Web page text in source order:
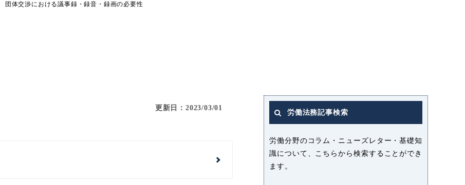
団体交渉における議事録・録音・録画の必要性
更新日：2023/03/01
労働法務記事検索
労働分野のコラム・ニューズレター・基礎知
識について、こちらから検索することができ
ます。